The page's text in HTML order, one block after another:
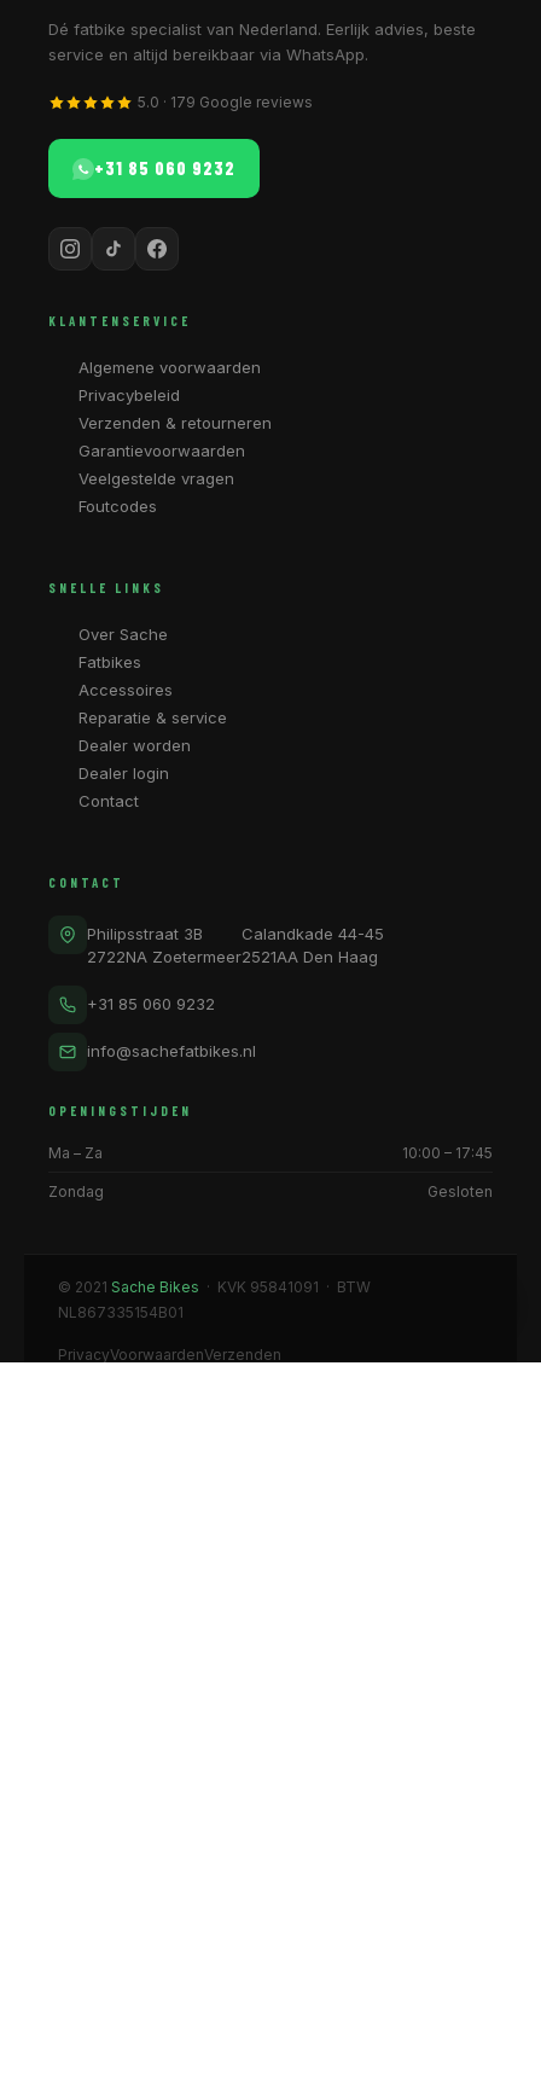
Dé fatbike specialist van Nederland. Eerlijk advies, beste
service en altijd bereikbaar via WhatsApp.
5.0 · 179 Google reviews
+31 85 060 9232
KLANTENSERVICE
Algemene voorwaarden
Privacybeleid
Verzenden & retourneren
Garantievoorwaarden
Veelgestelde vragen
Foutcodes
SNELLE LINKS
Over Sache
Fatbikes
Accessoires
Reparatie & service
Dealer worden
Dealer login
Contact
CONTACT
Philipsstraat 3B
2722NA Zoetermeer
Calandkade 44-45
2521AA Den Haag
+31 85 060 9232
info@sachefatbikes.nl
OPENINGSTIJDEN
Ma – Za 10:00 – 17:45
Zondag Gesloten
© 2021 Sache Bikes · KVK 95841091 · BTW
NL867335154B01
PrivacyVoorwaardenVerzenden